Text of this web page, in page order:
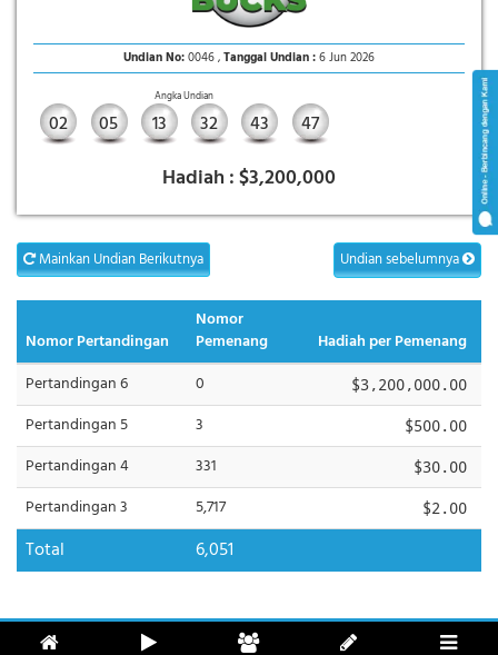
Undian No:0046 ,Tanggal Undian :6 Jun 2026
Angka Undian
02 05 13 32 43 47
Hadiah :$3,200,000
Mainkan Undian Berikutnya Undian sebelumnya
Nomor Pertandingan
Nomor
Pemenang
Hadiah per Pemenang
Pertandingan 6
0 $3,200,000.00
Pertandingan 5 3 $500.00
Pertandingan 4 331 $30.00
Pertandingan 3 5,717 $2.00
Total 6,051